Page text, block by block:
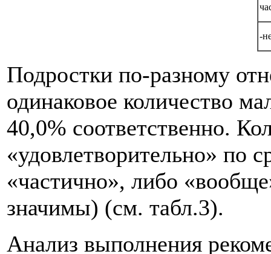
-
Подростки по-разному
одинаковое количество
40,0% соответственно.
«удовлетворительно» по
«частично», либо
значимы) (см. табл.3).
Анализ выполнения